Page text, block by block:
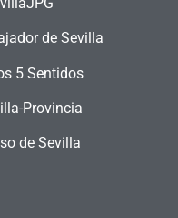
de Sevilla
5 Sentidos
Provincia
de Sevilla